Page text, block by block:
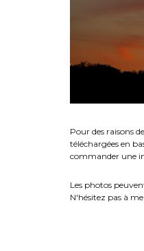
Pour des raisons
téléchargées en
commander une
Les photos
N'hésitez pas à me